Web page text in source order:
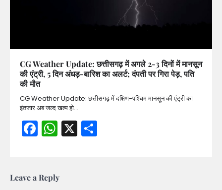
CG Weather Update: छत्तीसगढ़ में अगले 2-3 दिनों में मानसून
की एंट्री, 5 दिन अंधड़-बारिश का अलर्ट; दंपती पर गिरा पेड़, पति
की मौत
CG Weather Update: छत्तीसगढ़ में दक्षिण-पश्चिम मानसून की एंट्री का
इंतजार अब जल्द खत्म हो…
Facebook
WhatsApp
X
Leave a Reply